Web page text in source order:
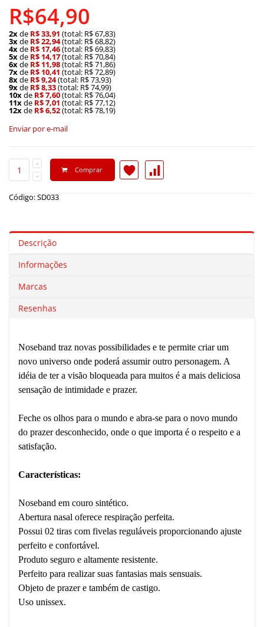
R$64,90
2xde R$ 33,91 (total: R$ 67,83)
3xde R$ 22,94(total: R$ 68,82)
4xde R$ 17,46(total: R$ 69,83)
5xde R$ 14,17(total: R$ 70,84)
6xde R$ 11,98(total: R$ 71,86)
7xde R$ 10,41 (total: R$ 72,89)
8xde R$ 9,24(total: R$ 73,93)
9xde R$ 8,33(total: R$ 74,99)
10xde R$ 7,60(total: R$ 76,04)
11xde R$ 7,01 (total: R$ 77,12)
12xde R$ 6,52(total: R$ 78,19)
Enviar por e-mail
Comprar
Código: SD033
Descrição
Informações
Marcas
Resenhas
Noseband traz novas possibilidades e te permite criar um
novo universo onde poderá assumir outro personagem. A
idéia de ter a visão bloqueada para muitos é a mais deliciosa
sensação de intimidade e prazer.
Feche os olhos para o mundo e abra-se para o novo mundo
do prazer desconhecido, onde o que importa é o respeito e a
satisfação.
Características:
Noseband em couro sintético.
Abertura nasal oferece respiração perfeita.
Possui 02 tiras com fivelas reguláveis proporcionando ajuste
perfeito e confortável.
Produto seguro e altamente resistente.
Perfeito para realizar suas fantasias mais sensuais.
Objeto de prazer e também de castigo.
Uso unissex.